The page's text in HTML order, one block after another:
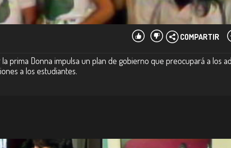
COMPARTIR
la prima Donna impulsa un plan de gobierno que preocupará a los
a los estudiantes.